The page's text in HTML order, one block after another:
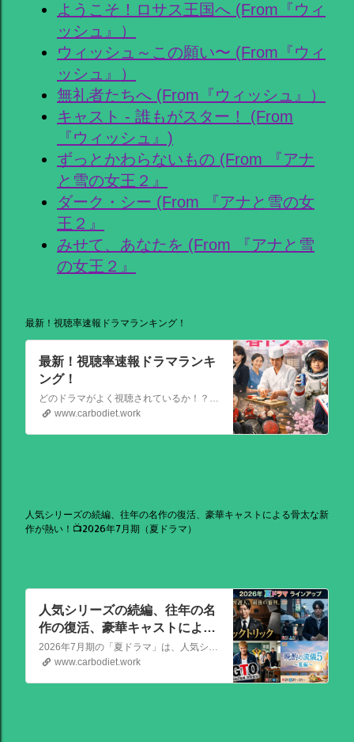
ようこそ！ロサス王国へ (From『ウィ
ッシュ』）
ウィッシュ～この願い〜 (From『ウィ
ッシュ』）
無礼者たちへ (From『ウィッシュ』）
キャスト - 誰もがスター！ (From
『ウィッシュ』)
ずっとかわらないもの (From 『アナ
と雪の女王２』
ダーク・シー (From 『アナと雪の女
王２』
みせて、あなたを (From 『アナと雪
の女王２』
最新！視聴率速報ドラマランキング！
最新！視聴率速報ドラマランキ
ング！
www.carbodiet.work
人気シリーズの続編、往年の名作の復活、豪華キャストによる骨太な新
作が熱い！📺2026年7月期（夏ドラマ）
人気シリーズの続編、往年の名
作の復活、豪華キャストによる
骨太な新作が熱い！📺2026年7
月期（夏ドラマ）
www.carbodiet.work